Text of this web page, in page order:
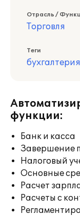
Отрасль /
Торговля
Теги
бухгалтерия
функции:
Банк и касса
Завершение
Налоговый
Основные
Расчет
Расчеты с